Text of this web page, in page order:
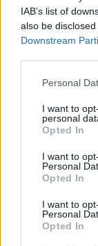
IAB’s list of
also be
Downstream
Please note that
not limited to
grant or deny
use your data
consent section.
Personal
I want to
personal
Opted In
I want to
Personal
Opted In
I want to
Personal
Opted In
Elfelejtette
Kertészeti,